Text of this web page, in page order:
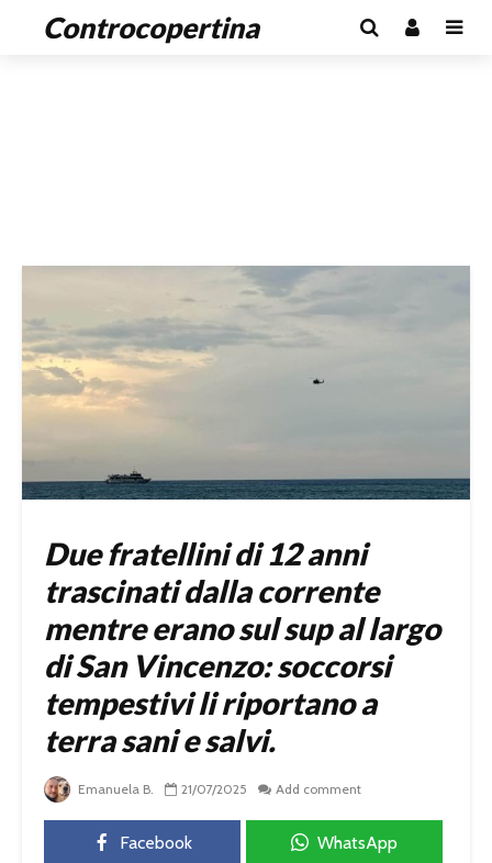
Controcopertina
Due fratellini di 12 anni
trascinati dalla corrente
mentre erano sul sup al largo
di San Vincenzo: soccorsi
tempestivi li riportano a
terra sani e salvi.
Emanuela B. 21/07/2025 Add comment
Facebook WhatsApp